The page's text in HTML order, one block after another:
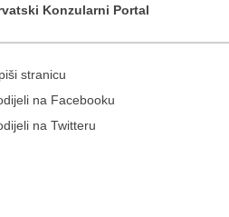
Konzularni Portal
stranicu
na Facebooku
na Twitteru